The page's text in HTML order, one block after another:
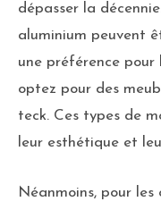
dépasser la
aluminium peuvent
une préférence pour
optez pour des
teck. Ces types de
leur esthétique et
Néanmoins, pour